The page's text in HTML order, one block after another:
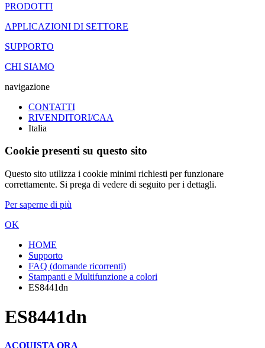
PRODOTTI
APPLICAZIONI DI SETTORE
SUPPORTO
CHI SIAMO
navigazione
CONTATTI
RIVENDITORI/CAA
Italia
Cookie presenti su questo sito
Questo sito utilizza i cookie minimi richiesti per funzionare
correttamente. Si prega di vedere di seguito per i dettagli.
Per saperne di più
OK
HOME
Supporto
FAQ (domande ricorrenti)
Stampanti e Multifunzione a colori
ES8441dn
ES8441dn
ACQUISTA ORA